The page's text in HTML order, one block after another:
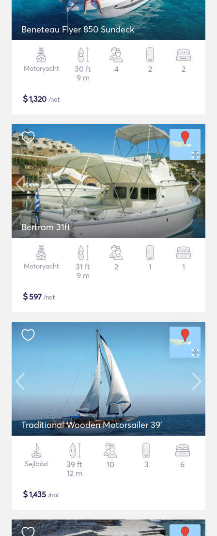
Beneteau Flyer 850 Sundeck
Motoryacht
30 ft
9 m
4 2 2
$1,320 /nat
Bertram 31ft
Motoryacht
31 ft
9 m
2 1 1
$597 /nat
Traditional Wooden Motorsailer 39'
Sejlbåd
39 ft
12 m
10 3 6
$1,435 /nat